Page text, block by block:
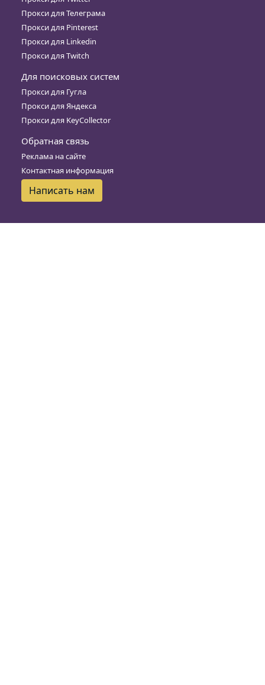
Прокси для Телеграма
Прокси для Pinterest
Прокси для Linkedin
Прокси для Twitch
Для поисковых систем
Прокси для Гугла
Прокси для Яндекса
Прокси для KeyCollector
Обратная связь
Реклама на сайте
Контактная информация
Написать нам